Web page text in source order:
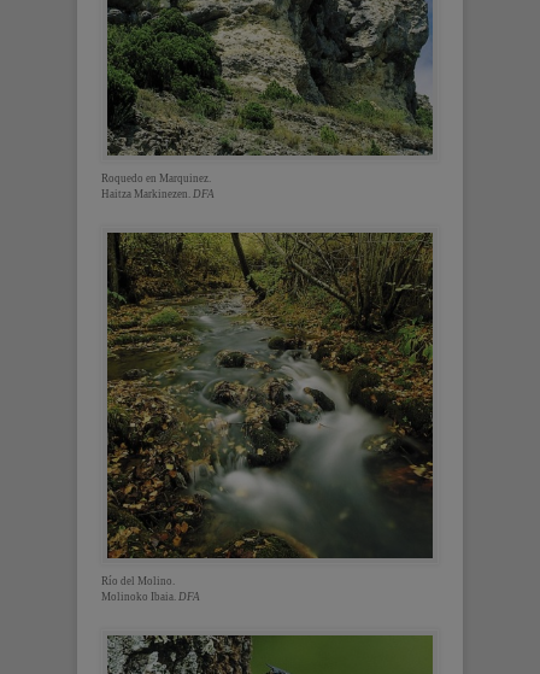
Roquedo en Marquinez.
Haitza Markinezen. DFA
Río del Molino.
Molinoko Ibaia. DFA